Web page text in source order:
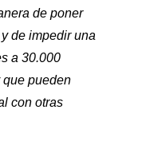
de poner
de impedir una
a 30.000
que pueden
con otras